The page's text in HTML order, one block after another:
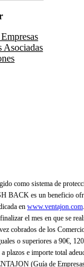
Asociadas
como sistema de
BACK es un beneficio
en www.ventajon.com
el mes en que se
cobrados de los
o superiores a 90€,
e importe total
(Guía de